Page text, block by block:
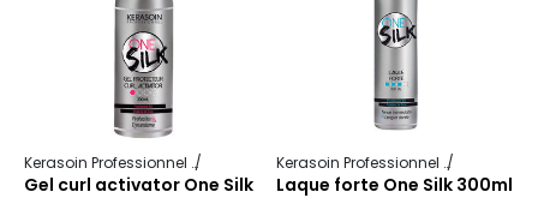
Kerasoin Professionnel
Gel curl activator One Silk
Kerasoin Professionnel
Laque forte One Silk 300ml